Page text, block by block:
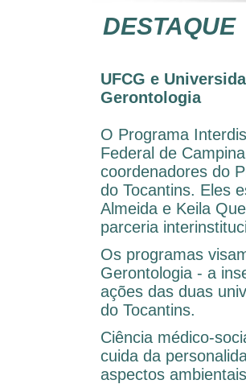
DESTAQUE
UFCG e
Gerontologia
O Programa
Federal de
coordenadores do
do Tocantins. Eles
Almeida e Keila
parceria
Os programas
Gerontologia - a
ações das duas
do Tocantins.
Ciência médico-
cuida da
aspectos